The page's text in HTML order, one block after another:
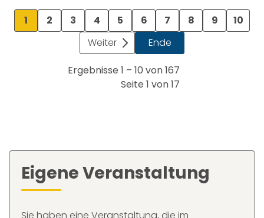
1 2 3 4 5 6 7 8 9
10
Weiter
Ende
Ergebnisse 1 – 10 von 167
Seite 1 von 17
Eigene Veranstaltung